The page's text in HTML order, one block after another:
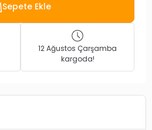
Sepete Ekle
12 Ağustos Çarşamba
kargoda!